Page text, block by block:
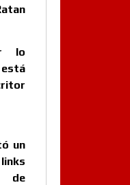
lo
un
de